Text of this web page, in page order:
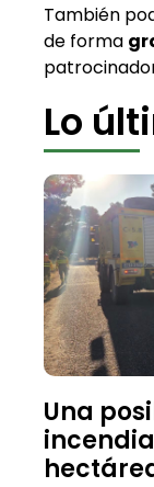
También
de forma
Lo
Una